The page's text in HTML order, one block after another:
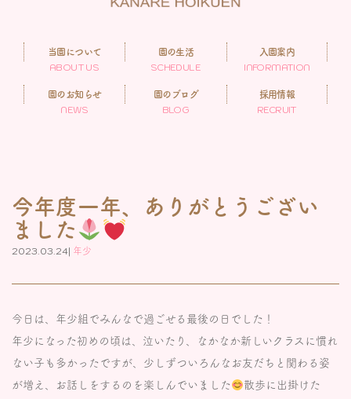
当園について
ABOUT US
園の生活
SCHEDULE
入園案内
INFORMATION
園のお知らせ
NEWS
園のブログ
BLOG
採用情報
RECRUIT
今年度一年、ありがとうござい
ました
2023.03.24| 年少
今日は、年少組でみんなで過ごせる最後の日でした！
年少になった初めの頃は、泣いたり、なかなか新しいクラスに慣れ
ない子も多かったですが、少しずついろんなお友だちと関わる姿
が増え、お話しをするのを楽しんでいました
散歩に出掛けた